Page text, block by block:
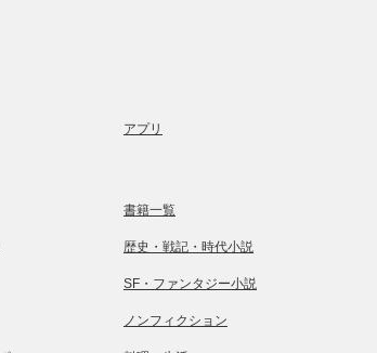
アプリ
書籍一覧
歴史・戦記・時代小説
SF・ファンタジー小説
ノンフィクション